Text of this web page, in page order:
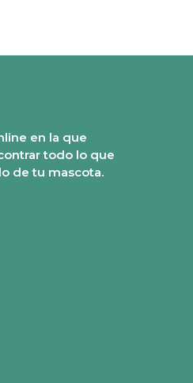
en la que
todo lo que
de tu mascota.